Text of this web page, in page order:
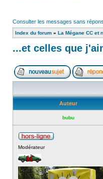
Consulter les messages sans
Index du forum » La Mégane CC et
...et celles que
Auteur
bubu
Modérateur